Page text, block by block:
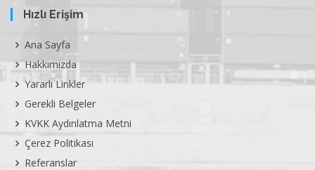
Hızlı Erişim
Ana Sayfa
Hakkımızda
Yararlı Linkler
Gerekli Belgeler
KVKK Aydınlatma Metni
Çerez Politikası
Referanslar